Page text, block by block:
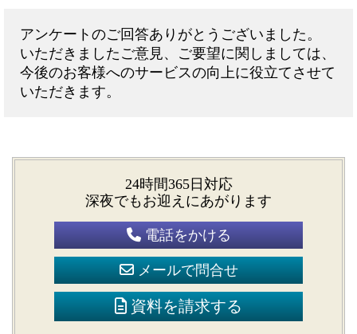
アンケートのご回答ありがとうございました。
いただきましたご意見、ご要望に関しましては、
今後のお客様へのサービスの向上に役立てさせて
いただきます。
24時間365日対応
深夜でもお迎えにあがります
電話をかける
メールで問合せ
資料を請求する